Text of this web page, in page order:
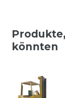
könnten